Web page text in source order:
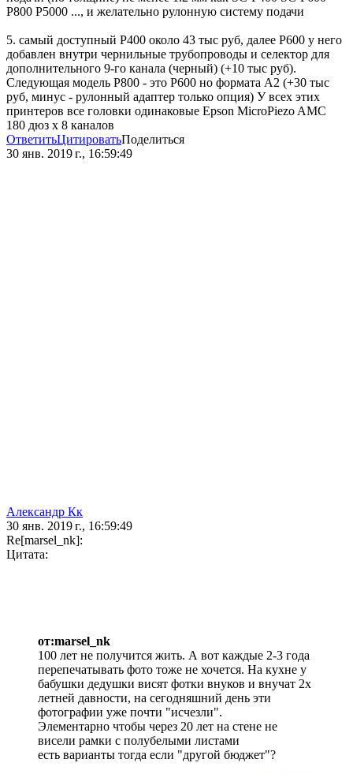
P800 P5000 ..., и желательно рулонную систему подачи
5. самый доступный P400 около 43 тыс руб, далее P600 у него
добавлен внутри чернильные трубопроводы и селектор для
дополнительного 9-го канала (черный) (+10 тыс руб).
Следующая модель P800 - это P600 но формата A2 (+30 тыс
руб, минус - рулонный адаптер только опция) У всех этих
принтеров все головки одинаковые Epson MicroPiezo AMC
180 дюз x 8 каналов
ОтветитьЦитироватьПоделиться
30 янв. 2019 г., 16:59:49
Александр Кк
30 янв. 2019 г., 16:59:49
Re[marsel_nk]:
Цитата:
от:marsel_nk
100 лет не получится жить. А вот каждые 2-3 года
перепечатывать фото тоже не хочется. На кухне у
бабушки дедушки висят фотки внуков и внучат 2х
летней давности, на сегодняшний день эти
фотографии уже почти "исчезли".
Элементарно чтобы через 20 лет на стене не
висели рамки с полубелыми листами
есть варианты тогда если "другой бюджет"?